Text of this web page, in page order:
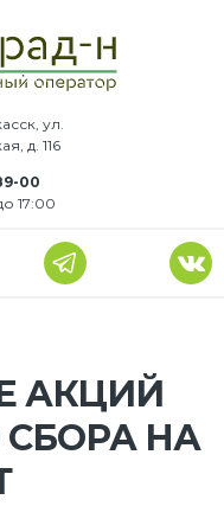
ул.
д. 116
00
17:00
АКЦИЙ
НА